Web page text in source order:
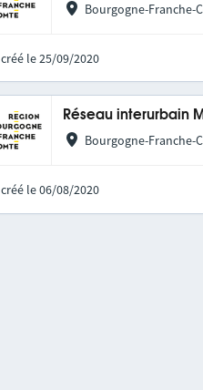
Bourgogne-Franche-
créé le 25/09/2020
Réseau interurbain
Bourgogne-Franche-
créé le 06/08/2020